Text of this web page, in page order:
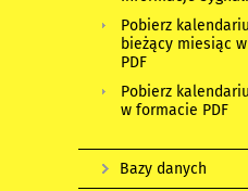
Pobierz
bieżący miesiąc
PDF
Pobierz
w formacie PDF
Bazy danych